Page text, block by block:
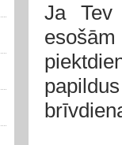
Ja Tev